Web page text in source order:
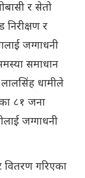
र सेतो
र
जग्गाधनी
समाधान
धामीले
८१ जना
जग्गाधनी
गरिएका